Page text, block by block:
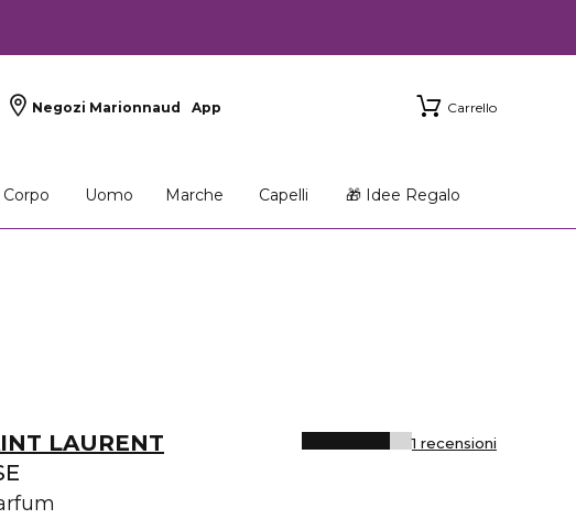
Negozi Marionnaud App Carrello
Corpo Uomo Marche Capelli 🎁 Idee Regalo
LAURENT
1 recensioni